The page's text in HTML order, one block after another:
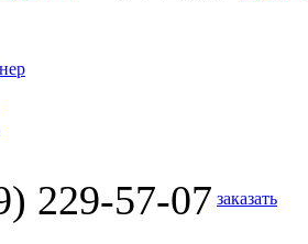
229-57-07 заказать